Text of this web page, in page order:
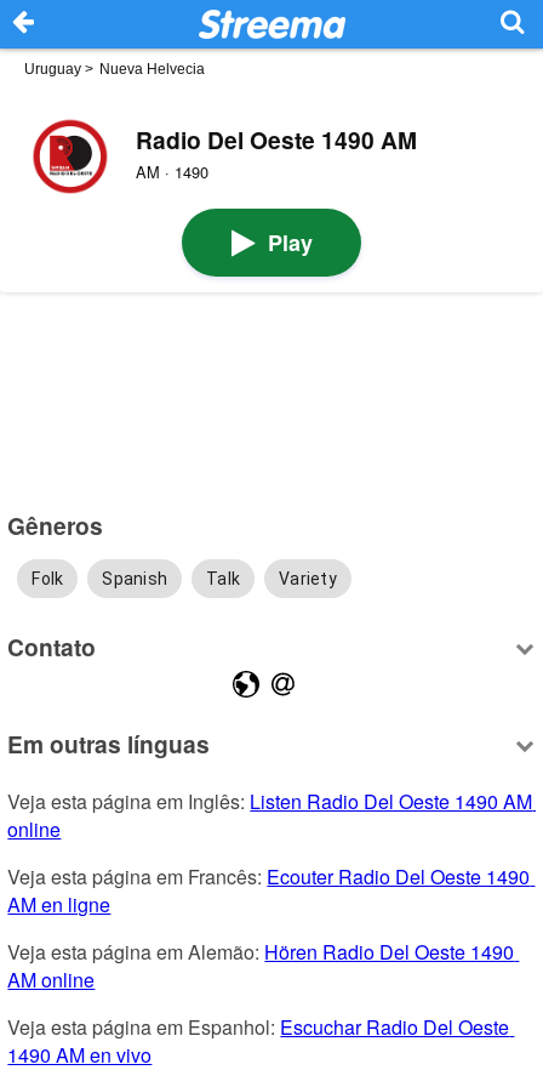
Uruguay > Nueva Helvecia
Radio Del Oeste 1490 AM
AM · 1490
Play
Gêneros
Folk Spanish Talk Variety
Contato
Em outras línguas
Veja esta página em Inglês: Listen Radio Del Oeste 1490 AM
online
Veja esta página em Francês: Ecouter Radio Del Oeste 1490
AM en ligne
Veja esta página em Alemão: Hören Radio Del Oeste 1490
AM online
Veja esta página em Espanhol: Escuchar Radio Del Oeste
1490 AM en vivo